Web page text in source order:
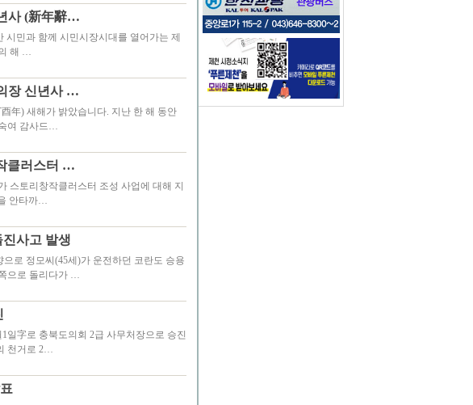
사 (新年辭…
민과 함께 시민시장시대를 열어가는 제
해 …
장 신년사 …
年) 새해가 밝았습니다. 지난 한 해 동안
여 감사드…
클러스터 …
스토리창작클러스터 조성 사업에 대해 지
안타까…
사고 발생
로 정모씨(45세)가 운전하던 코란도 승용
으로 돌리다가 …
일字로 충북도의회 2급 사무처장으로 승진
천거로 2…